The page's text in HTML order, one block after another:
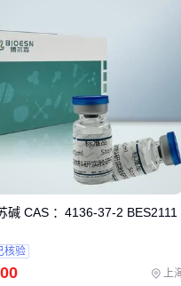
更方便
器具避免成分变质
项
影响效果：
解质溶液
完
上
碱 CAS ：4136-37-2 BES2111
核验